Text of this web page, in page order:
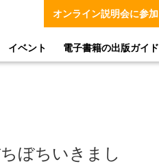
イベント 電子書籍の出版ガイド
オンライン説明会に参加
ぼちいきまし